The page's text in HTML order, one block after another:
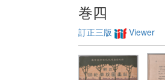
巻四
訂正三版 Viewer